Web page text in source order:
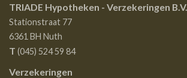
TRIADE Hypotheken - Verzekeringen B.V.
Stationstraat 77
6361 BH Nuth
T (045) 524 59 84
Verzekeringen